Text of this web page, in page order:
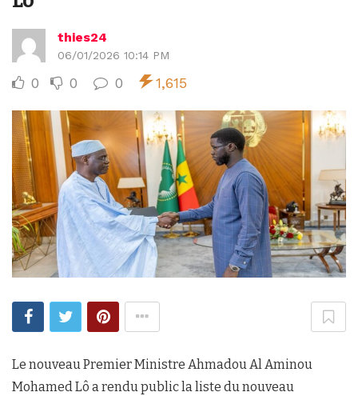
thies24
06/01/2026 10:14 PM
0 0 0 1,615
Le nouveau Premier Ministre Ahmadou Al Aminou
Mohamed Lô a rendu public la liste du nouveau